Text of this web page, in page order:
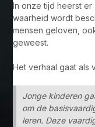
In onze tijd heerst
waarheid wordt
mensen geloven,
geweest.
Het verhaal gaat als
Jonge kinderen
om de
leren. Deze